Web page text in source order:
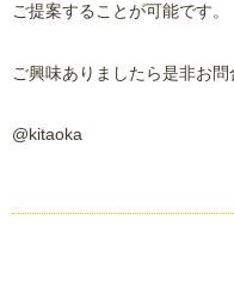
ご提案することが可能です。
ご興味ありましたら是非お問
@kitaoka